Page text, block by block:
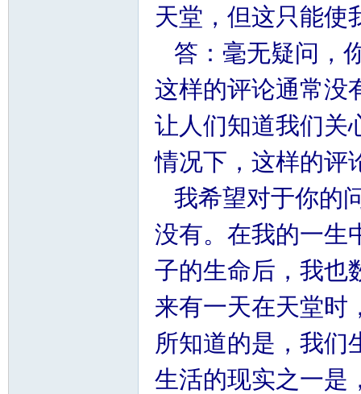
天堂，但这只能使
答：毫无疑问，
这样的评论通常没
让人们知道我们关
情况下，这样的评
我希望对于你的
没有。在我的一生
子的生命后，我也
来有一天在天堂时
所知道的是，我们
生活的现实之一是